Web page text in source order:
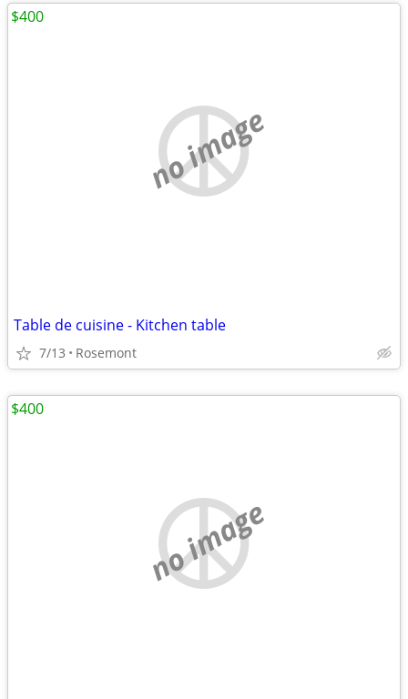
no image
Table de cuisine - Kitchen table
7/13 Rosemont
$400
no image
$400